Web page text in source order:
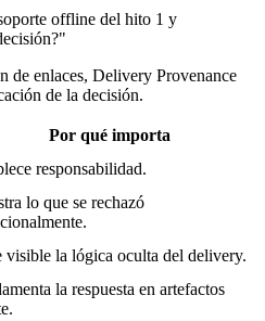
offline del hito 1 y
de enlaces, Delivery Provenance
de la decisión.
Por qué importa
responsabilidad.
lo que se rechazó
visible la lógica oculta del delivery.
la respuesta en artefactos